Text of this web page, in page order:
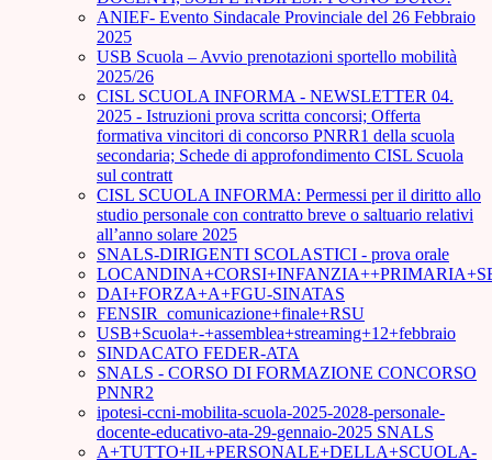
ANIEF- Evento Sindacale Provinciale del 26 Febbraio
2025
USB Scuola – Avvio prenotazioni sportello mobilità
2025/26
CISL SCUOLA INFORMA - NEWSLETTER 04.
2025 - Istruzioni prova scritta concorsi; Offerta
formativa vincitori di concorso PNRR1 della scuola
secondaria; Schede di approfondimento CISL Scuola
sul contratt
CISL SCUOLA INFORMA: Permessi per il diritto allo
studio personale con contratto breve o saltuario relativi
all’anno solare 2025
SNALS-DIRIGENTI SCOLASTICI - prova orale
DAI+FORZA+A+FGU-SINATAS
FENSIR_comunicazione+finale+RSU
USB+Scuola+-+assemblea+streaming+12+febbraio
SINDACATO FEDER-ATA
SNALS - CORSO DI FORMAZIONE CONCORSO
PNNR2
ipotesi-ccni-mobilita-scuola-2025-2028-personale-
docente-educativo-ata-29-gennaio-2025 SNALS
A+TUTTO+IL+PERSONALE+DELLA+SCUOLA-